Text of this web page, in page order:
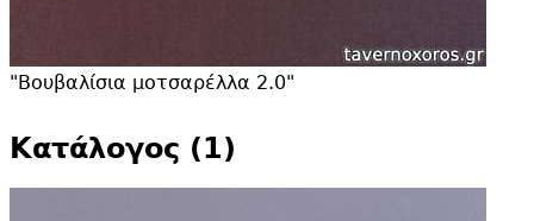
"Βουβαλίσια μοτσαρέλλα 2.0"
Κατάλογος (1)